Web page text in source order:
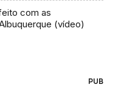
com as
(vídeo)
PUB